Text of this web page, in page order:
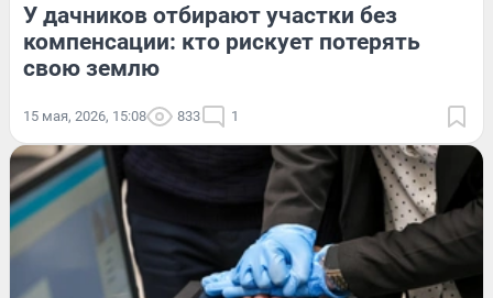
У дачников отбирают участки без
компенсации: кто рискует потерять
свою землю
15 мая, 2026, 15:08 833 1